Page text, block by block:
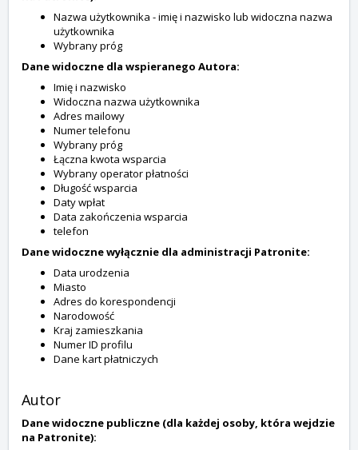
Nazwa użytkownika - imię i nazwisko lub widoczna nazwa
użytkownika
Wybrany próg
Dane widoczne dla wspieranego Autora:
Imię i nazwisko
Widoczna nazwa użytkownika
Adres mailowy
Numer telefonu
Wybrany próg
Łączna kwota wsparcia
Wybrany operator płatności
Długość wsparcia
Daty wpłat
Data zakończenia wsparcia
telefon
Dane widoczne wyłącznie dla administracji Patronite:
Data urodzenia
Miasto
Adres do korespondencji
Narodowość
Kraj zamieszkania
Numer ID profilu
Dane kart płatniczych
Autor
Dane widoczne publiczne (dla każdej osoby, która wejdzie
na Patronite):